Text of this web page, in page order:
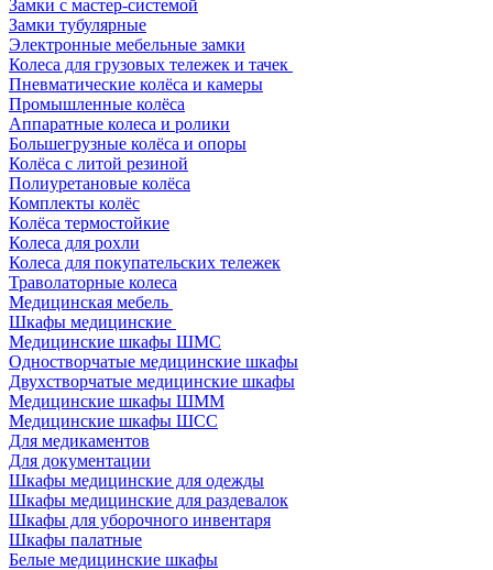
Замки с мастер-системой
Замки тубулярные
Электронные мебельные замки
Колеса для грузовых тележек и тачек
Пневматические колёса и камеры
Промышленные колёса
Аппаратные колеса и ролики
Большегрузные колёса и опоры
Колёса с литой резиной
Полиуретановые колёса
Комплекты колёс
Колёса термостойкие
Колеса для рохли
Колеса для покупательских тележек
Траволаторные колеса
Медицинская мебель
Шкафы медицинские
Медицинские шкафы ШМС
Одностворчатые медицинские шкафы
Двухстворчатые медицинские шкафы
Медицинские шкафы ШММ
Медицинские шкафы ШСС
Для медикаментов
Для документации
Шкафы медицинские для одежды
Шкафы медицинские для раздевалок
Шкафы для уборочного инвентаря
Шкафы палатные
Белые медицинские шкафы